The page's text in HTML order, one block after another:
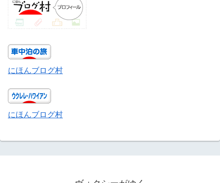
にほんブログ村
にほんブログ村